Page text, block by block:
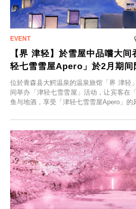
【界 津轻】於雪屋中品嚐大
轻七雪雪屋Apero」於2月期间
位於青森县大鰐温泉的温泉旅馆「界 津轻
间举办「津轻七雪雪屋」活动，让宾客在
鱼与地酒，享受「津轻七雪雪屋Apero」的